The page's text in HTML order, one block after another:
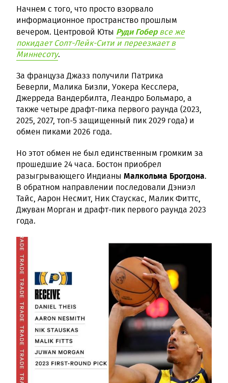
Начнем с того, что просто взорвало
информационное пространство прошлым
вечером. Центровой Юты Руди Гобервсе же
покидает Солт-Лейк-Сити и переезжает в
Миннесоту.
За француза Джазз получили Патрика
Беверли, Малика Бизли, Уокера Кесслера,
Джерреда Вандербилта, Леандро Больмаро, а
также четыре драфт-пика первого раунда (2023,
2025, 2027, топ-5 защищенный пик 2029 года) и
обмен пиками 2026 года.
Но этот обмен не был единственным громким за
прошедшие 24 часа. Бостон приобрел
разыгрывающего Индианы Малкольма Брогдона.
В обратном направлении последовали Дэниэл
Тайс, Аарон Несмит, Ник Стаускас, Малик Фиттс,
Джуван Морган и драфт-пик первого раунда 2023
года.